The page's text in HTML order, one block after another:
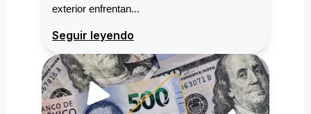
exterior enfrentan...
Seguir leyendo